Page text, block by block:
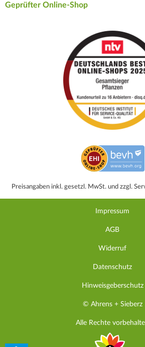
Geprüfter Online-Shop
Preisangaben inkl. gesetzl. MwSt. und zzgl.
Impressum
AGB
Widerruf
Datenschutz
Hinweisgeberschutz
© Ahrens + Sieberz
Alle Rechte